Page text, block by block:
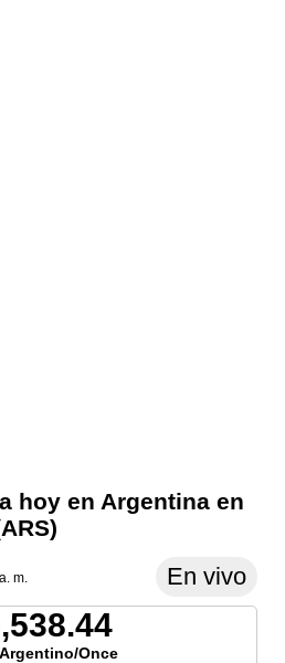
hoy en Argentina en
m. En vivo
Once